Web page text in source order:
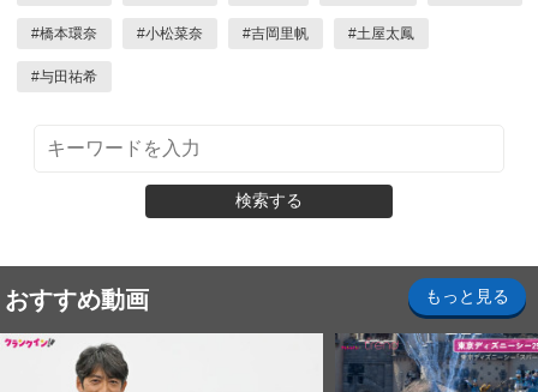
#橋本環奈 #小松菜奈 #吉岡里帆 #土屋太鳳
#与田祐希
検索する
おすすめ動画 もっと見る